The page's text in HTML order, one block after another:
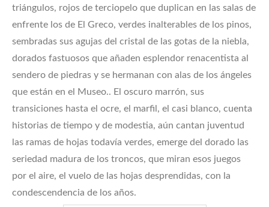
triángulos, rojos de terciopelo que duplican en las salas de
enfrente los de El Greco, verdes inalterables de los pinos,
sembradas sus agujas del cristal de las gotas de la niebla,
dorados fastuosos que añaden esplendor renacentista al
sendero de piedras y se hermanan con alas de los ángeles
que están en el Museo.. El oscuro marrón, sus
transiciones hasta el ocre, el marfil, el casi blanco, cuenta
historias de tiempo y de modestia, aún cantan juventud
las ramas de hojas todavía verdes, emerge del dorado las
seriedad madura de los troncos, que miran esos juegos
por el aire, el vuelo de las hojas desprendidas, con la
condescendencia de los años.